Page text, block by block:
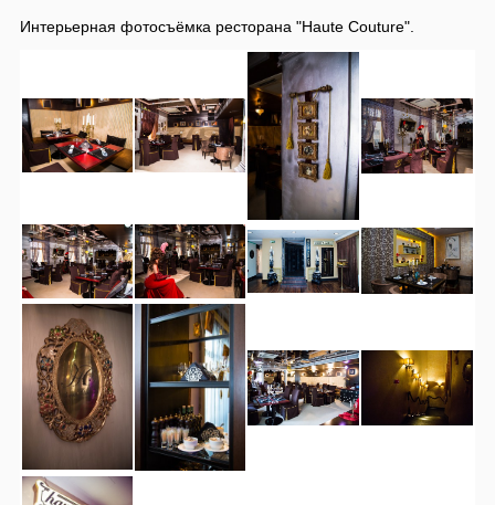
Интерьерная фотосъёмка ресторана "Haute Couture".